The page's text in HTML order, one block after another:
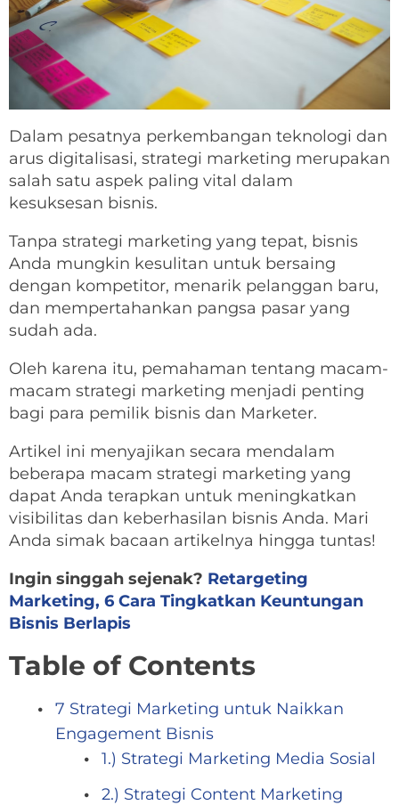
Dalam pesatnya perkembangan teknologi dan
arus digitalisasi, strategi marketing merupakan
salah satu aspek paling vital dalam
kesuksesan bisnis.
Tanpa strategi marketing yang tepat, bisnis
Anda mungkin kesulitan untuk bersaing
dengan kompetitor, menarik pelanggan baru,
dan mempertahankan pangsa pasar yang
sudah ada.
Oleh karena itu, pemahaman tentang macam-
macam strategi marketing menjadi penting
bagi para pemilik bisnis dan Marketer.
Artikel ini menyajikan secara mendalam
beberapa macam strategi marketing yang
dapat Anda terapkan untuk meningkatkan
visibilitas dan keberhasilan bisnis Anda. Mari
Anda simak bacaan artikelnya hingga tuntas!
Ingin singgah sejenak? Retargeting
Marketing, 6 Cara Tingkatkan Keuntungan
Bisnis Berlapis
Table of Contents
7 Strategi Marketing untuk Naikkan
Engagement Bisnis
1.) Strategi Marketing Media Sosial
2.) Strategi Content Marketing